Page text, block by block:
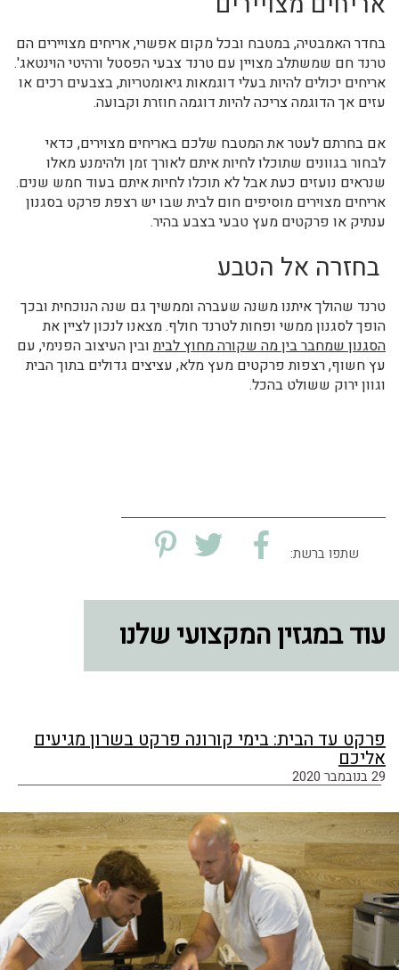
בחדר האמבטיה, במטבח ובכל מקום אפשרי, אריחים מצויירים הם
טרנד חם שמשתלב מצויין עם טרנד צבעי הפסטל ורהיטי הוינטאג'.
אריחים יכולים להיות בעלי דוגמאות גיאומטריות, בצבעים רכים או
עזים אך הדוגמה צריכה להיות דוגמה חוזרת וקבועה.
אם בחרתם לעטר את המטבח שלכם באריחים מצוירים, כדאי
לבחור בגוונים שתוכלו לחיות איתם לאורך זמן ולהימנע מאלו
שנראים נועזים כעת אבל לא תוכלו לחיות איתם בעוד חמש שנים.
אריחים מצוירים מוסיפים חום לבית שבו יש רצפת פרקט בסגנון
ענתיק או פרקטים מעץ טבעי בצבע בהיר.
בחזרה אל הטבע
טרנד שהולך איתנו משנה שעברה וממשיך גם שנה הנוכחית ובכך
הופך לסגנון ממשי ופחות לטרנד חולף. מצאנו לנכון לציין את
הסגנון שמחבר בין מה שקורה מחוץ לביתובין העיצוב הפנימי, עם
עץ חשוף, רצפות פרקטים מעץ מלא, עציצים גדולים בתוך הבית
וגוון ירוק ששולט בהכל.
שתפו ברשת:
עוד במגזין המקצועי שלנו
פרקט עד הבית: בימי קורונה פרקט בשרון מגיעים
אליכם
29 בנובמבר 2020